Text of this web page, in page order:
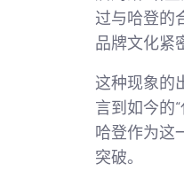
过与哈登的
品牌文化紧
这种现象的
言到如今的
哈登作为这
突破。